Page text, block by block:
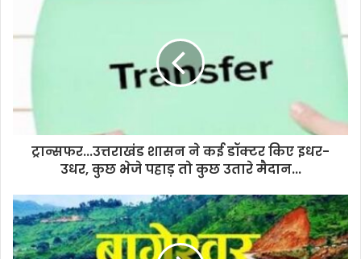
a
s
s
ट्रान्सफर...उत्तराखंड शासन ने कई डॉक्टर किए इधर-
उधर, कुछ भेजे पहाड़ तो कुछ उतारे मैदान...